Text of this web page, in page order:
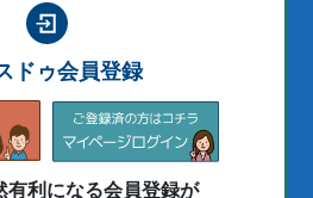
ドゥ会員登録
有利になる会員登録が